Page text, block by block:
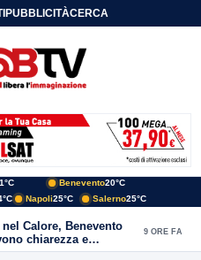
PUBBLICITÀCERCA
Benevento20°C
Napoli25°C Salerno25°C
Calore, Benevento
chiarezza e
sulla gestione
9 ORE FA